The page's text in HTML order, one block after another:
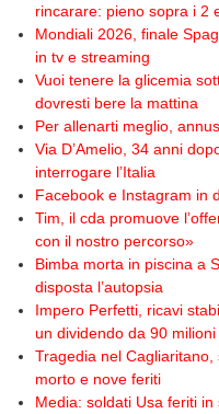
rincarare: pieno sopra i 2
Mondiali 2026, finale
in tv e streaming
Vuoi tenere la glicemia
dovresti bere la mattina
Per allenarti meglio,
Via D’Amelio, 34 anni
interrogare l’Italia
Facebook e Instagram in
Tim, il cda promuove
con il nostro percorso»
Bimba morta in piscina a
disposta l’autopsia
Impero Perfetti, ricavi
un dividendo da 90 milioni
Tragedia nel
morto e nove feriti
Media: soldati Usa feriti